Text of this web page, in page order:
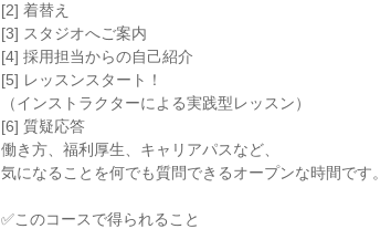
[2] 着替え
[3] スタジオへご案内
[4] 採用担当からの自己紹介
[5] レッスンスタート！
（インストラクターによる実践型レッスン）
[6] 質疑応答
働き方、福利厚生、キャリアパスなど、
気になることを何でも質問できるオープンな時間です。
✅このコースで得られること